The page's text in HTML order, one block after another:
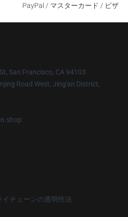
PayPal / マスターカード / ビザ
San Francisco, CA 94103
Road West, Jing'an District,
イチェーンの透明性法